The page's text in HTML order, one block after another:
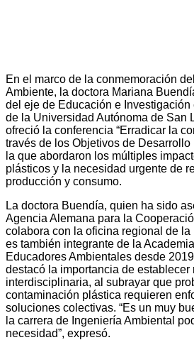
En el marco de la conmemoración
Ambiente, la doctora Mariana
del eje de Educación e Investigación
de la Universidad Autónoma de San
ofreció la conferencia “Erradicar la
través de los Objetivos de Desarrollo
la que abordaron los múltiples
plásticos y la necesidad urgente de
producción y consumo.
La doctora Buendía, quien ha sido
Agencia Alemana para la
colabora con la oficina regional de
es también integrante de la
Educadores Ambientales desde
destacó la importancia de
interdisciplinaria, al subrayar que
contaminación plástica requieren
soluciones colectivas. “Es un muy
la carrera de Ingeniería Ambiental
necesidad”, expresó.